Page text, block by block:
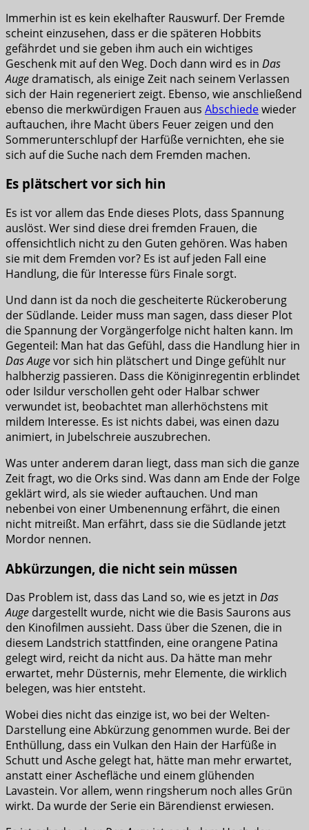
Immerhin ist es kein ekelhafter Rauswurf. Der Fremde
scheint einzusehen, dass er die späteren Hobbits
gefährdet und sie geben ihm auch ein wichtiges
Geschenk mit auf den Weg. Doch dann wird es in Das
Auge dramatisch, als einige Zeit nach seinem Verlassen
sich der Hain regeneriert zeigt. Ebenso, wie anschließend
ebenso die merkwürdigen Frauen aus Abschiedewieder
auftauchen, ihre Macht übers Feuer zeigen und den
Sommerunterschlupf der Harfüße vernichten, ehe sie
sich auf die Suche nach dem Fremden machen.
Es plätschert vor sich hin
Es ist vor allem das Ende dieses Plots, dass Spannung
auslöst. Wer sind diese drei fremden Frauen, die
offensichtlich nicht zu den Guten gehören. Was haben
sie mit dem Fremden vor? Es ist auf jeden Fall eine
Handlung, die für Interesse fürs Finale sorgt.
Und dann ist da noch die gescheiterte Rückeroberung
der Südlande. Leider muss man sagen, dass dieser Plot
die Spannung der Vorgängerfolge nicht halten kann. Im
Gegenteil: Man hat das Gefühl, dass die Handlung hier in
Das Augevor sich hin plätschert und Dinge gefühlt nur
halbherzig passieren. Dass die Königinregentin erblindet
oder Isildur verschollen geht oder Halbar schwer
verwundet ist, beobachtet man allerhöchstens mit
mildem Interesse. Es ist nichts dabei, was einen dazu
animiert, in Jubelschreie auszubrechen.
Was unter anderem daran liegt, dass man sich die ganze
Zeit fragt, wo die Orks sind. Was dann am Ende der Folge
geklärt wird, als sie wieder auftauchen. Und man
nebenbei von einer Umbenennung erfährt, die einen
nicht mitreißt. Man erfährt, dass sie die Südlande jetzt
Mordor nennen.
Abkürzungen, die nicht sein müssen
Das Problem ist, dass das Land so, wie es jetzt in Das
Auge dargestellt wurde, nicht wie die Basis Saurons aus
den Kinofilmen aussieht. Dass über die Szenen, die in
diesem Landstrich stattfinden, eine orangene Patina
gelegt wird, reicht da nicht aus. Da hätte man mehr
erwartet, mehr Düsternis, mehr Elemente, die wirklich
belegen, was hier entsteht.
Wobei dies nicht das einzige ist, wo bei der Welten-
Darstellung eine Abkürzung genommen wurde. Bei der
Enthüllung, dass ein Vulkan den Hain der Harfüße in
Schutt und Asche gelegt hat, hätte man mehr erwartet,
anstatt einer Aschefläche und einem glühenden
Lavastein. Vor allem, wenn ringsherum noch alles Grün
wirkt. Da wurde der Serie ein Bärendienst erwiesen.